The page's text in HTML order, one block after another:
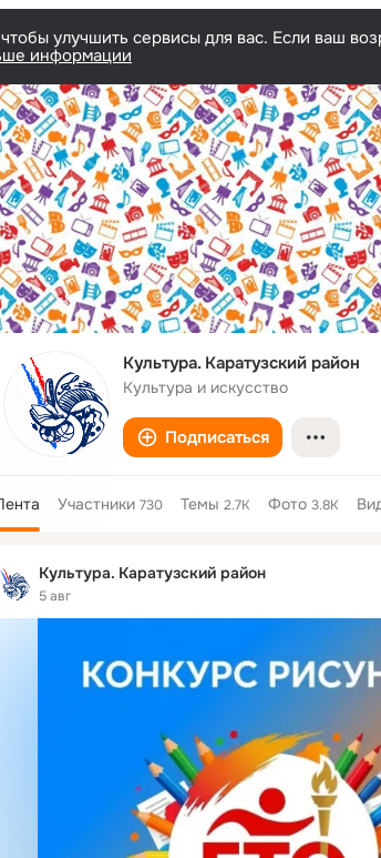
улучшить сервисы для вас. Если ваш
информации
Культура. Каратузский район
Культура и искусство
Подписаться
Участники 730 Темы 2.7K Фото 3.8K
Культура. Каратузский район
5 авг